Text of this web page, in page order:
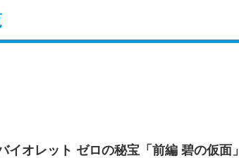
オレット ゼロの秘宝「前編 碧の仮面」